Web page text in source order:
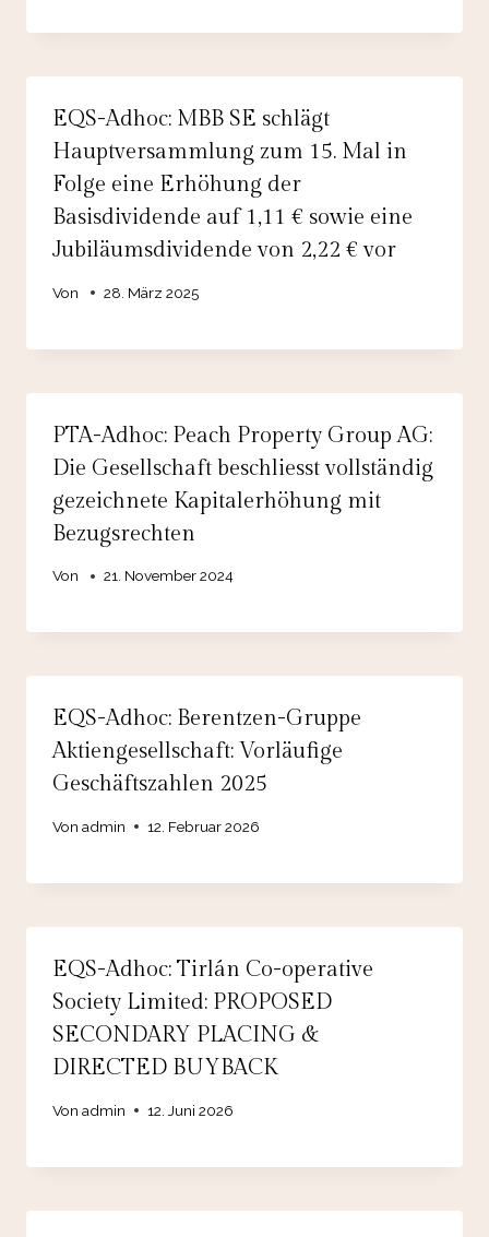
EQS-Adhoc: MBB SE schlägt
Hauptversammlung zum 15. Mal in
Folge eine Erhöhung der
Basisdividende auf 1,11 € sowie eine
Jubiläumsdividende von 2,22 € vor
Von 28. März 2025
PTA-Adhoc: Peach Property Group AG:
Die Gesellschaft beschliesst vollständig
gezeichnete Kapitalerhöhung mit
Bezugsrechten
Von 21. November 2024
EQS-Adhoc: Berentzen-Gruppe
Aktiengesellschaft: Vorläufige
Geschäftszahlen 2025
Von admin 12. Februar 2026
EQS-Adhoc: Tirlán Co-operative
Society Limited: PROPOSED
SECONDARY PLACING &
DIRECTED BUYBACK
Von admin 12. Juni 2026